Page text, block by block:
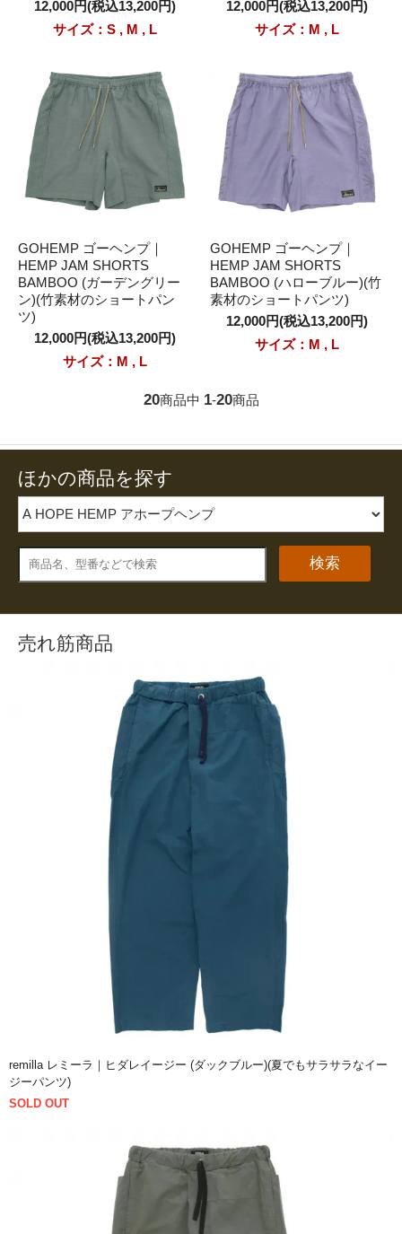
12,000円(税込13,200円)
サイズ：S , M , L
12,000円(税込13,200円)
サイズ：M , L
GOHEMP ゴーヘンプ｜
HEMP JAM SHORTS
BAMBOO (ガーデングリー
ン)(竹素材のショートパン
ツ)
12,000円(税込13,200円)
サイズ：M , L
GOHEMP ゴーヘンプ｜
HEMP JAM SHORTS
BAMBOO (ハローブルー)(竹
素材のショートパンツ)
12,000円(税込13,200円)
サイズ：M , L
20商品中 1-20商品
ほかの商品を探す
検索
売れ筋商品
remilla レミーラ｜ヒダレイージー (ダックブルー)(夏でもサラサラなイー
ジーパンツ)
SOLD OUT